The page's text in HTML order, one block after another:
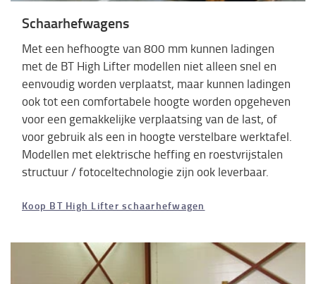
Schaarhefwagens
Met een hefhoogte van 800 mm kunnen ladingen
met de BT High Lifter modellen niet alleen snel en
eenvoudig worden verplaatst, maar kunnen ladingen
ook tot een comfortabele hoogte worden opgeheven
voor een gemakkelijke verplaatsing van de last, of
voor gebruik als een in hoogte verstelbare werktafel.
Modellen met elektrische heffing en roestvrijstalen
structuur / fotoceltechnologie zijn ook leverbaar.
Koop BT High Lifter schaarhefwagen